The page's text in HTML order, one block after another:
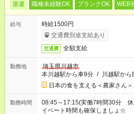
派遣 職種未経験OK ブランクOK WEB
給与
時給1500円
交通費別途支給あり
交通費 全額支給
勤務地
埼玉県川越市
本川越駅から車9分 / 川越駅か
日本の食を支える＜農家さん
勤務時間
08:45～17:15(実働7時間30分
イベート時間も確保しましょ☆